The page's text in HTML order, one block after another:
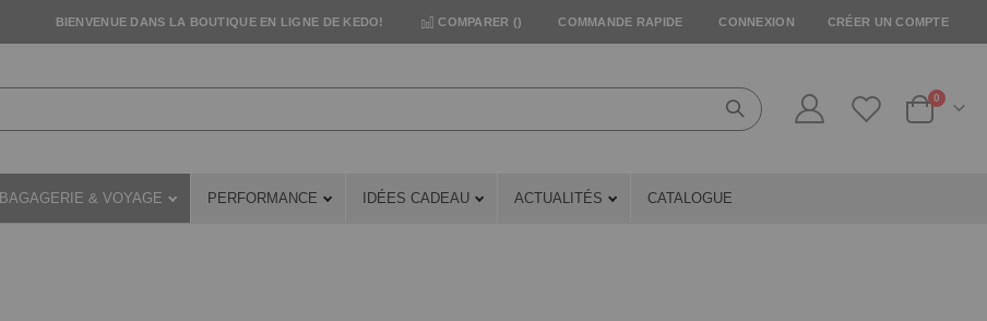
BIENVENUE DANS LA BOUTIQUE EN LIGNE DE KEDO! COMPARER () COMMANDE RAPIDE CONNEXION CRÉER UN COMPTE
Cart
0 articles
BAGAGERIE & VOYAGE PERFORMANCE IDÉES CADEAU ACTUALITÉS CATALOGUE